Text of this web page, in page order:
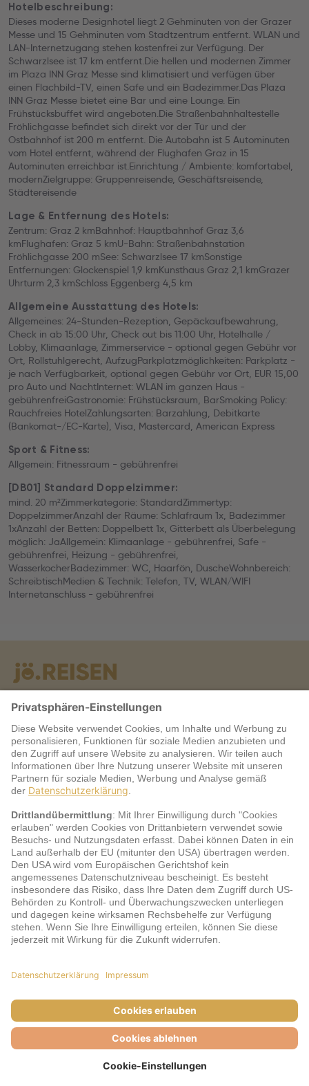
Hotelbeschreibung:
Dieses moderne Designhotel liegt 2 Gehminuten von der Grazer
Messe und 15 Gehminuten vom Stadtzentrum entfernt. WLAN und
LAN-Internetzugang stehen kostenfrei zur Verfügung. Der
Schwarzlsee ist 17 km entfernt.Die hellen und modernen Zimmer
im Plaza INN Graz Messe sind klimatisiert und verfügen über
einen Flachbild-TV, einen Safe und ein Badezimmer.Das Plaza
INN Graz Messe bietet eine Bar und eine Lounge. Ein
Frühstücksbuffet wird angeboten.Die Straßenbahnhaltestelle
Fröhlichgasse befindet sich direkt vor der Tür und der
Ostbahnhof ist 200 m entfernt. Die Autobahn ist 5 Autominuten
vom Hotel entfernt, während der Flughafen Graz in 15
Autominuten erreichbar ist.Einrichtung / Ambiente: komfortabel,
modernZielgruppe: Gruppenreisende, Geschäftsreisende,
Städtereisende
Lage & Entfernung des Hotels:
Zentrum: Graz 2 kmBahnhof: Hauptbahnhof Graz 3,6
kmFlughafen: Graz 5 kmU-Bahn: Straßenbahnstation
Fröhlichgasse 200 mSee: Schwarzlsee 17 kmSonstige
Entfernungen: Glockenspiel 1,9 kmKunsthaus Graz 2,1 kmGrazer
Uhrturm 2,3 kmSchloss Eggenberg 4,5 km
Allgemeine Ausstattung des Hotels:
Allgemeines: 24-Stunden-Rezeption, Gepäckaufbewahrung,
Check in ab 15:00 Uhr, Check out bis 11:00 Uhr, Hotelhalle /
Lobby, Klimaanlage, Zimmerservice - optional gegen Gebühr vor
Ort, Rollstuhlgerecht, AufzugParkplatzmöglichkeiten: Parkplatz -
je nach Verfügbarkeit, optional gegen Gebühr vor Ort, EUR 15,00
pro Auto und NachtInternet: WLAN im ganzen Haus -
gebührenfreiGastronomie: Frühstücksraum, BarSmoking Policy:
Rauchfreies HotelZahlungsarten: Barzahlung, Debitkarte
(Bankomat-/EC-Karte), Visa, Mastercard, American Express
Sport & Fitness:
Allgemein: Fitnessraum - gebührenfrei
[DB01] Standard Doppelzimmer:
mind. 20 m²Zimmerkategorie: StandardZimmertyp:
DoppelzimmerAnzahl der Räume: Schlafraum 1x, Badezimmer
1xAnzahl der Betten: Doppelbett 1x, Gitterbett als Überbelegung
möglich: JaAllgemein: Klimaanlage - gebührenfrei, Safe -
gebührenfrei, Heizung - gebührenfrei,
WasserkocherBadezimmer: WC, Haarfön, DuscheWohnbereich:
SchreibtischMedien & Technik: Telefon, TV, WLAN/WIFI
Internetanschluss - gebührenfrei
Warum jö?
Service
jö Bonus Club Partner
Zahlungsarten & Sicherheit
AGB
Datenschutz